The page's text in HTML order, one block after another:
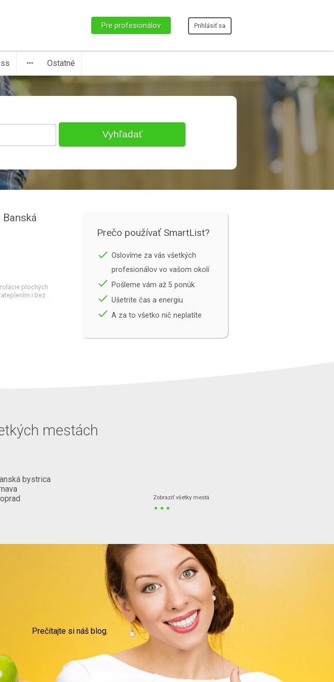
Pre profesionálov Prihlásiť sa
more_horiz Ostatné
plochých
i bez.
Prečo používať SmartList?
done Oslovíme za vás všetkých
profesionálov vo vašom okolí
done Pošleme vám až 5 ponúk
done Ušetrite čas a energiu
done A za to všetko nič neplatíte
mestách
bystrica
Zobraziť všetky mestá
...
Prečítajte si náš blog.